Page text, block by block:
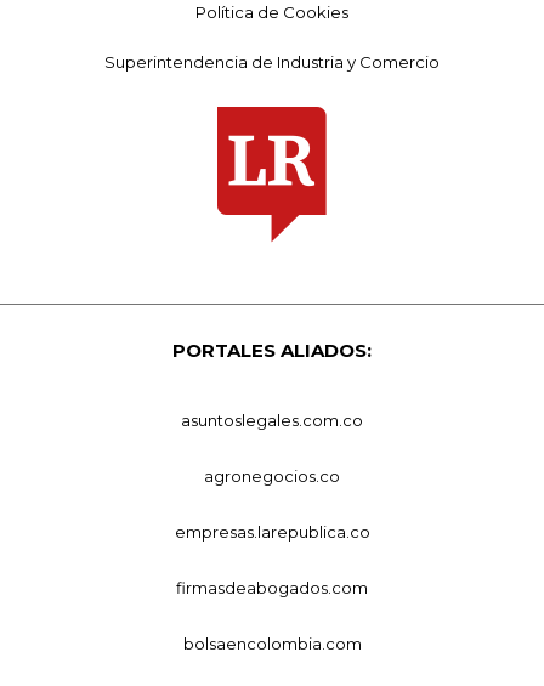
Política de Cookies
Superintendencia de Industria y Comercio
PORTALES ALIADOS:
asuntoslegales.com.co
agronegocios.co
empresas.larepublica.co
firmasdeabogados.com
bolsaencolombia.com